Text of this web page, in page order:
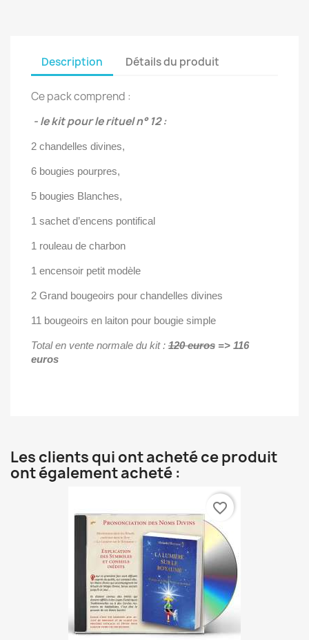
Description Détails du produit
Ce pack comprend :
- le kit pour le rituel n° 12 :
2 chandelles divines,
6 bougies pourpres,
5 bougies Blanches,
1 sachet d’encens pontifical
1 rouleau de charbon
1 encensoir petit modèle
2 Grand bougeoirs pour chandelles divines
11 bougeoirs en laiton pour bougie simple
Total en vente normale du kit : 120euros => 116
euros
Les clients qui ont acheté ce produit
ont également acheté :
favorite_border